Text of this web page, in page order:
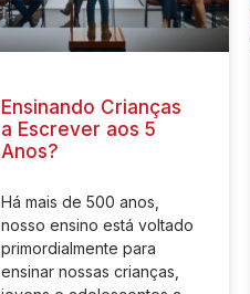
Ensinando Crianças
a Escrever aos 5
Anos?
Há mais de 500 anos,
nosso ensino está voltado
primordialmente para
ensinar nossas crianças,